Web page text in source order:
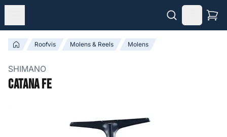
Roofvis Molens & Reels Molens
SHIMANO
Catana FE